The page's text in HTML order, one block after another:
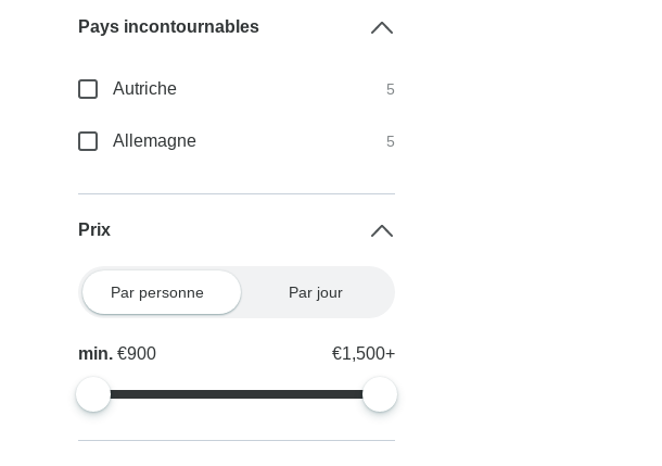
Pays incontournables
Autriche 5
Allemagne 5
Prix
Par personne Par jour
min.€900 €1,500+